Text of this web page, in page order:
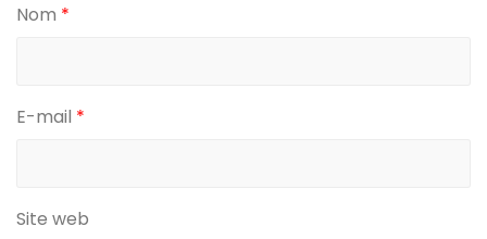
Nom *
E-mail *
Site web